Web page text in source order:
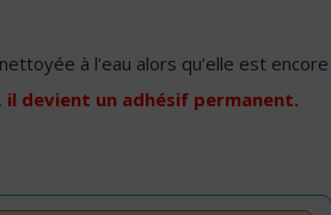
à l’eau alors qu’elle est encore
il devient un adhésif permanent.